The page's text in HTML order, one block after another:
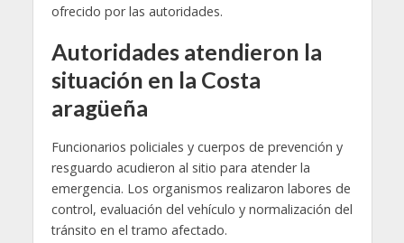
ofrecido por las autoridades.
Autoridades atendieron la
situación en la Costa
aragüeña
Funcionarios policiales y cuerpos de prevención y
resguardo acudieron al sitio para atender la
emergencia. Los organismos realizaron labores de
control, evaluación del vehículo y normalización del
tránsito en el tramo afectado.